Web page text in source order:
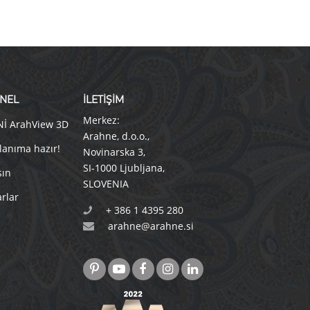
ArahView 3D
hazır!
İLETİŞİM
Merkez:
Arahne, d.o.o.,
Novinarska 3,
SI-1000 Ljubljana,
SLOVENIA
+ 386 1 4395 280
arahne@arahne.si